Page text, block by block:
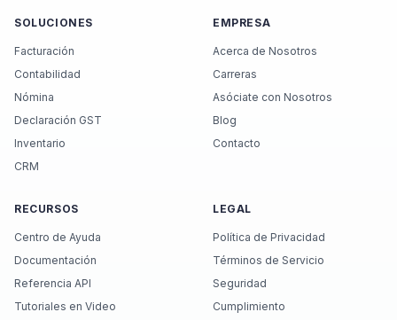
SOLUCIONES
Facturación
Contabilidad
Nómina
Declaración GST
Inventario
CRM
EMPRESA
Acerca de Nosotros
Carreras
Asóciate con Nosotros
Blog
Contacto
RECURSOS
Centro de Ayuda
Documentación
Referencia API
Tutoriales en Video
LEGAL
Política de Privacidad
Términos de Servicio
Seguridad
Cumplimiento